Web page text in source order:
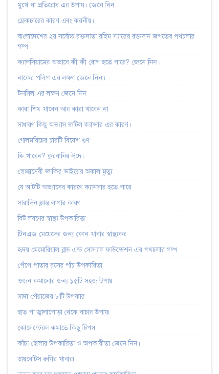
মুখে ঘা প্রতিরোধ এর উপায়। জেনে নিন
ফ্রেকচারের কারণ এবং করনীয়।
বাংলাদেশের ২য় সর্বোচ্চ রক্তদাতা রহিম স্যারের রক্তদান জগতের পথচলার
গল্প
ক্যালসিয়ামের অভাবে কী কী রোগ হতে পারে? জেনে নিন।
নাকের পলিপ এর লক্ষণ জেনে নিন।
টনসিল এর লক্ষণ জেনে নিন
কারা শিম খাবেন আর কারা খাবেন না
সাধারণ কিছু অভ্যাস জটিল ক্যান্সার এর কারণ।
গোলমরিচের চারটি বিষেশ গুণ
কি খাবেন? কুরবানির ঈদে।
স্বেচ্ছাসেবী জাকির ভাইয়ের অকাল মৃত্যু
যে আটটি অভ্যাসের কারণে ক্যানসার হতে পারে
সারাদিন ক্লান্ত লাগার কারণ
বিট লবণের স্বাস্থ্য উপকারিতা
টিনএজ মেয়েদের জন্য কোন খাবার স্বাস্থ্যকর
হৃদয় মেমোরিয়াল ব্লাড এন্ড সোস্যাল ফাউন্ডেশন এর পথচলার গল্প
পেঁপে পাতার রসের পাঁচ উপকারিতা
ওজন কমানোর জন্য ১৫টি সহজ উপায়
সাদা পেঁয়াজের ৮টি উপকার
হাত পা জ্বালাপোড়া থেকে বাচার উপায়৷
কোলেস্টেরল কমাতে কিছু টিপস
কাঁচা ছোলার উপকারিতা ও অপকারীতা জেনে নিন।
ডায়বেটিস রুগির খাবার৷